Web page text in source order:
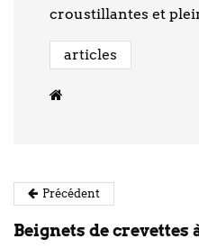
croustillantes et
articles
Précédent
Beignets de crevettes